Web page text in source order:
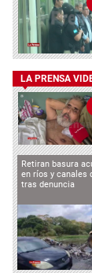
LA PRENSA
Retiran basura
en ríos y canales
tras denuncia